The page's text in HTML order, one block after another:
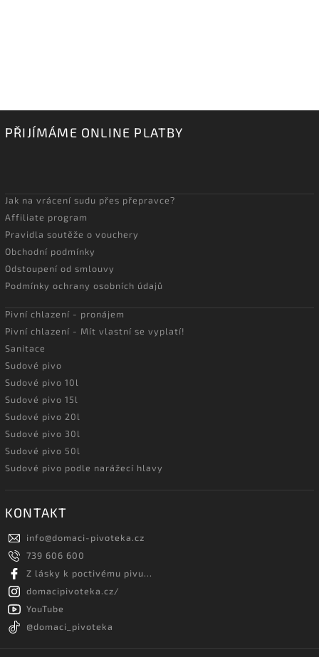
PŘIJÍMÁME ONLINE PLATBY
Jak na vrácení sudu přes přepravce?
Affiliate program
Pravidla soutěže o vouchery
Obchodní podmínky
Odstoupení od smlouvy
Podmínky ochrany osobních údajů
Pivní chlazení - pronájem
Pivní chlazení - Mít vlastní se vyplatí!
Sanitace
Sudové pivo
Sudové pivo 10l
Sudové pivo 15l
Sudové pivo 20l
Sudové pivo 30l
Sudové pivo 50l
Sudové pivo podle narážecí hlavy
KONTAKT
info@domaci-pivoteka.cz
739 606 600
Z lásky k poctivému pivu...
domacipivoteka.cz/
YouTube
@domaci_pivoteka